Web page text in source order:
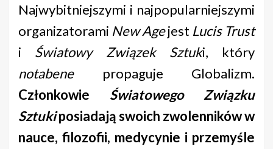
Najwybitniejszymi i najpopularniejszymi
organizatorami New Agejest Lucis Trust
i Światowy Związek Sztuki, który
notabenepropaguje Globalizm.
Członkowie Światowego Związku
Sztukiposiadają swoich zwolenników w
nauce, filozofii, medycynie i przemyśle